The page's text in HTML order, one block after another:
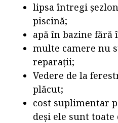
lipsa întregi
piscină;
apă în bazine fără
multe camere nu
reparații;
Vedere de la
plăcut;
cost suplimentar
deși ele sunt toate